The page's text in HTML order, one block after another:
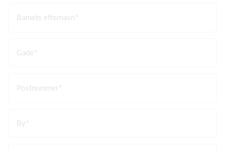
Barnets efternavn
Gade
Postnummer
By